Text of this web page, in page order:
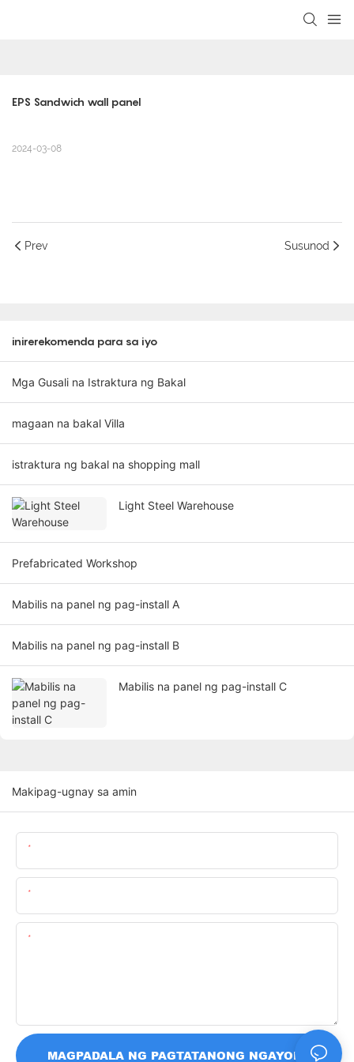
EPS Sandwich wall panel
2024-03-08
Prev Susunod
inirerekomenda para sa iyo
Mga Gusali na Istraktura ng Bakal
magaan na bakal Villa
istraktura ng bakal na shopping mall
Light Steel Warehouse
Prefabricated Workshop
Mabilis na panel ng pag-install A
Mabilis na panel ng pag-install B
Mabilis na panel ng pag-install C
Makipag-ugnay sa amin
MAGPADALA NG PAGTATANONG NGAYON